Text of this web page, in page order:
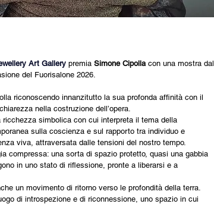
Art Gallery premia Simone Cipolla con una mostra dal
del Fuorisalone 2026.
riconoscendo innanzitutto la sua profonda affinità con il
nella costruzione dell’opera.
simbolica con cui interpreta il tema della
sulla coscienza e sul rapporto tra individuo e
viva, attraversata dalle tensioni del nostro tempo.
compressa: una sorta di spazio protetto, quasi una gabbia
in uno stato di riflessione, pronte a liberarsi e a
un movimento di ritorno verso le profondità della terra.
di introspezione e di riconnessione, uno spazio in cui